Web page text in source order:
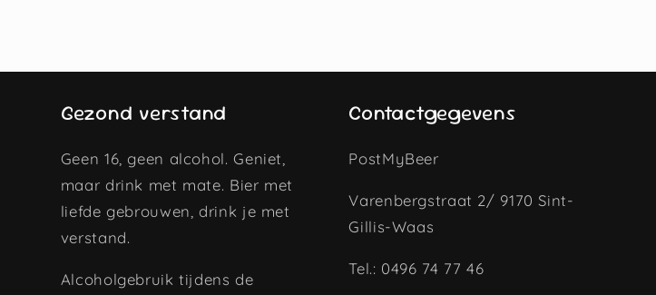
Gezond verstand
Geen 16, geen alcohol. Geniet,
maar drink met mate. Bier met
liefde gebrouwen, drink je met
verstand.
Alcoholgebruik tijdens de
Contactgegevens
PostMyBeer
Varenbergstraat 2/ 9170 Sint-
Gillis-Waas
Tel.: 0496 74 77 46